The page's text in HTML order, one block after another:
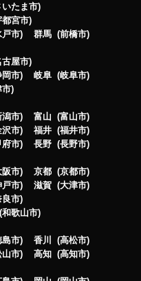
いたま市
都宮市
戸市 群馬 前橋市
古屋市
岡市 岐阜
岐阜市
市
潟市 富山
富山市
沢市 福井
福井市
府市 長野 長野市
阪市 京都
京都市
戸市 滋賀
大津市
良市
和歌山市
島市 香川
高松市
山市 高知 高知市